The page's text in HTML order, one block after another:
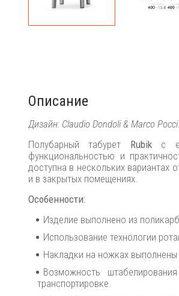
Описание
Дизайн: Claudio Dondoli & Marco Pocci.
Полубарный табурет Rubikс
функциональностью и
доступна в нескольких вариантах
и в закрытых помещениях.
Особенности:
Изделие выполнено из
Использование технологии
Накладки на ножках выполнены
Возможность
транспортировке.